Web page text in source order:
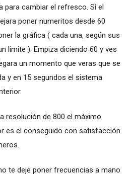
para cambiar el refresco. Si el
poner numeritos desde 60
la gráfica ( cada una, según sus
limite ). Empiza diciendo 60 y ves
un momento que veras que se
y en 15 segundos el sistema
resolución de 800 el máximo
es el conseguido con satisfacción
te deje poner frecuencias a mano